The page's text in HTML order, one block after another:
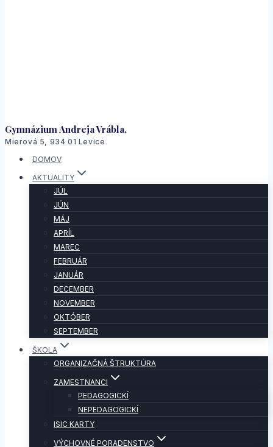
Gymnázium Andreja Vrábla,
Mierová 5, 934 01 Levice
DOMOV
AKTUALITY
JÚL
JÚN
MÁJ
APRÍL
MAREC
FEBRUÁR
JANUÁR
DECEMBER
NOVEMBER
OKTÓBER
SEPTEMBER
ŠKOLA
ORGANIZAČNÁ ŠTRUKTÚRA
ZAMESTNANCI
PEDAGOGICKÍ
NEPEDAGOGICKÍ
ISIC KARTY
VÝCHOVNÉ PORADENSTVO